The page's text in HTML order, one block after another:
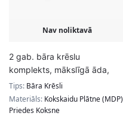
Nav noliktavā
2 gab. bāra krēslu
komplekts, mākslīgā āda,
brūnā krāsā
Tips: Bāra Krēsli
Materiāls: Kokskaidu Plātne
Priedes Koksne